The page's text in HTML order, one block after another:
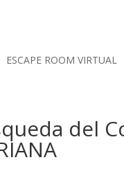
ESCAPE ROOM VIRTUAL
del